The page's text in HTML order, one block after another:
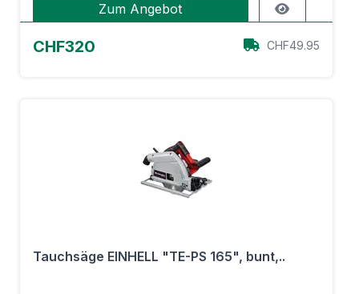
Zum Angebot
CHF320 CHF49.95
Tauchsäge EINHELL "TE-PS 165", bunt,..